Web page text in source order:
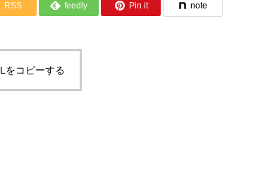
RSS feedly Pin it note
をコピーする